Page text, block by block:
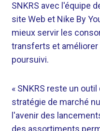
SNKRS avec l'équipe
site Web et Nike By
mieux servir les
transferts et améliorer
poursuivi.
« SNKRS reste un
stratégie de marché
l'avenir des
des assortiments